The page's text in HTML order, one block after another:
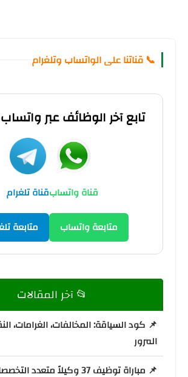
📞 قناتنا على الواتساب وتلغرام
تابع آخر الوظائف عبر
قناة واتسابقناة تلغرام
متابعة واتساب متابعة
📂 آخر المقالات
📌 كود السياقة: المخالفات، الغرامات،
المرور
📌 مباراة توظيف 37 وكيلاً